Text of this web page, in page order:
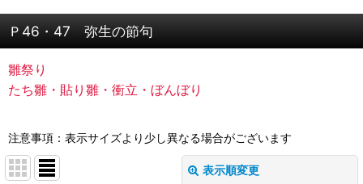
Ｐ46・47 弥生の節句
雛祭り
たち雛・貼り雛・衝立・ぼんぼり
注意事項：表示サイズより少し異なる場合がございます
表示順変更